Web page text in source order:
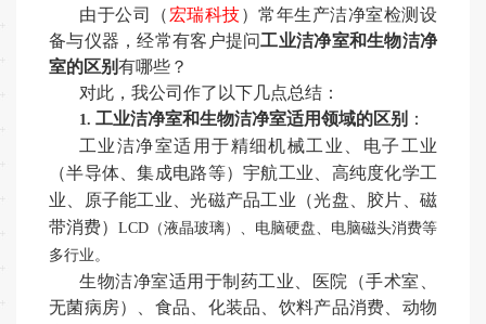
由于公司（ 宏瑞科技）常年生产洁净室检测设
备与仪器，经常有客户提问工业洁净室和生物洁净
室的区别有哪些？
对此，我公司作了以下几点总结：
1. 工业洁净室和生物洁净室适用领域的区别 ：
工业洁净室适用于精细机械工业、电子工业
（半导体、集成电路等）宇航工业、高纯度化学工
业、原子能工业、光磁产品工业（光盘、胶片、磁
带消费） LCD（液晶玻璃）、电脑硬盘、电脑磁头消费等
多行业。
生物洁净室适用于制药工业、医院（手术室、
无菌病房）、食品、化装品、饮料产品消费、动物